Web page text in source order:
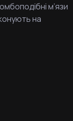
м’язи
на